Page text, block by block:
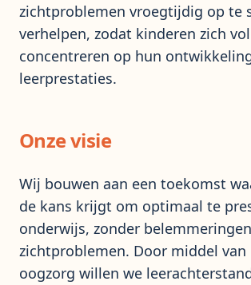
zichtproblemen vroegtijdig op te
verhelpen, zodat kinderen zich
concentreren op hun
leerprestaties.
Onze visie
Wij bouwen aan een toekomst
de kans krijgt om optimaal te
onderwijs, zonder
zichtproblemen. Door middel van
oogzorg willen we